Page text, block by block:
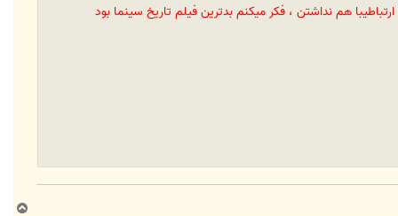
هم نداشتن ، فکر میکنم بدترین فیلم تاریخ سینما بود